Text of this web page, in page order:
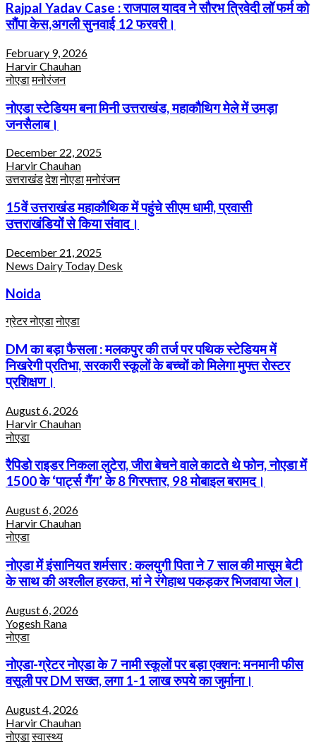
Rajpal Yadav Case : राजपाल यादव ने सौरभ त्रिवेदी लॉ फर्म को
सौंपा केस,अगली सुनवाई 12 फरवरी।
February 9, 2026
Harvir Chauhan
नोएडामनोरंजन
नोएडा स्टेडियम बना मिनी उत्तराखंड, महाकौथिग मेले में उमड़ा
जनसैलाब।
December 22, 2025
Harvir Chauhan
उत्तराखंडदेशनोएडामनोरंजन
15वें उत्तराखंड महाकौथिक में पहुंचे सीएम धामी, प्रवासी
उत्तराखंडियों से किया संवाद।
December 21, 2025
News Dairy Today Desk
Noida
ग्रेटर नोएडानोएडा
DM का बड़ा फैसला : मलकपुर की तर्ज पर पथिक स्टेडियम में
निखरेगी प्रतिभा, सरकारी स्कूलों के बच्चों को मिलेगा मुफ्त रोस्टर
प्रशिक्षण।
August 6, 2026
Harvir Chauhan
नोएडा
रैपिडो राइडर निकला लुटेरा, जीरा बेचने वाले काटते थे फोन, नोएडा में
1500 के ‘पार्ट्स गैंग’ के 8 गिरफ्तार, 98 मोबाइल बरामद।
August 6, 2026
Harvir Chauhan
नोएडा
नोएडा में इंसानियत शर्मसार : कलयुगी पिता ने 7 साल की मासूम बेटी
के साथ की अश्लील हरकत, मां ने रंगेहाथ पकड़कर भिजवाया जेल।
August 6, 2026
Yogesh Rana
नोएडा
नोएडा-ग्रेटर नोएडा के 7 नामी स्कूलों पर बड़ा एक्शन: मनमानी फीस
वसूली पर DM सख्त, लगा 1-1 लाख रुपये का जुर्माना।
August 4, 2026
Harvir Chauhan
नोएडास्वास्थ्य